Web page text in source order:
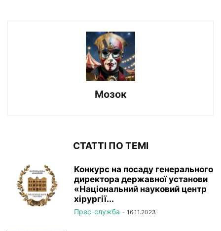
Мозок
СТАТТІ ПО ТЕМІ
Конкурс на посаду генерального
директора державної установи
«Національний науковий центр
хірургії...
Прес-служба - 16.11.2023